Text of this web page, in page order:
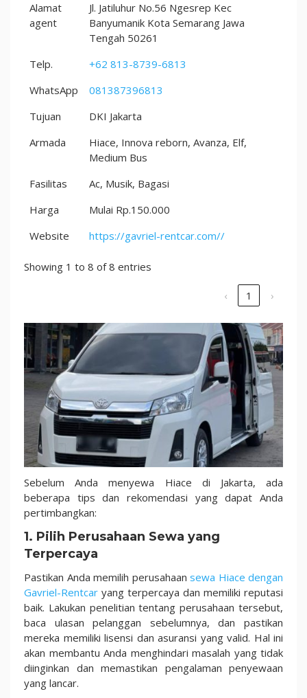
Alamat
agent
Jl. Jatiluhur No.56 Ngesrep Kec
Banyumanik Kota Semarang Jawa
Tengah 50261
Telp.
+62 813-8739-6813
WhatsApp
081387396813
Tujuan
DKI Jakarta
Armada
Hiace, Innova reborn, Avanza, Elf,
Medium Bus
Fasilitas
Ac, Musik, Bagasi
Harga
Mulai Rp.150.000
Website
https://gavriel-rentcar.com//
Showing 1 to 8 of 8 entries
‹ 1 ›
Sebelum Anda menyewa Hiace di Jakarta, ada
beberapa tips dan rekomendasi yang dapat Anda
pertimbangkan:
1. Pilih Perusahaan Sewa yang
Terpercaya
Pastikan Anda memilih perusahaan sewa Hiace dengan
Gavriel-Rentcar yang terpercaya dan memiliki reputasi
baik. Lakukan penelitian tentang perusahaan tersebut,
baca ulasan pelanggan sebelumnya, dan pastikan
mereka memiliki lisensi dan asuransi yang valid. Hal ini
akan membantu Anda menghindari masalah yang tidak
diinginkan dan memastikan pengalaman penyewaan
yang lancar.